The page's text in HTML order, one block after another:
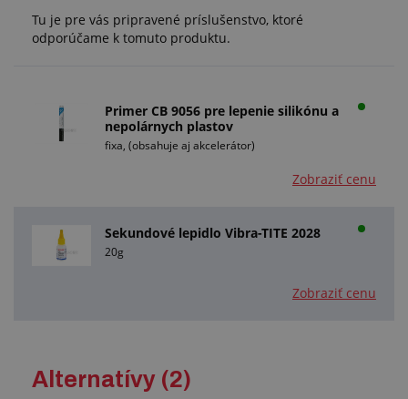
Tu je pre vás pripravené príslušenstvo, ktoré
odporúčame k tomuto produktu.
Primer CB 9056 pre lepenie silikónu a
nepolárnych plastov
fixa, (obsahuje aj akcelerátor)
Zobraziť cenu
Sekundové lepidlo Vibra-TITE 2028
20g
Zobraziť cenu
Alternatívy (2)